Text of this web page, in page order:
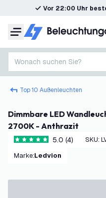
Vor 22:00 Uhr
Menü
Wonach suchen Sie?
Top 10 Außenleuchten
Dimmbare LED Wandleuchte - Beidseitig - 3W -
2700K - Anthrazit
5 Bewertungssterne
5.0 (4) SKU:
Marke: Ledvion